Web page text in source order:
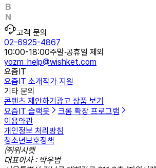
고객 문의
02-6925-4867
10:00-18:00주말·공휴일 제외
yozm_help@wishket.com
요즘IT
요즘IT 소개작가 지원
기타 문의
콘텐츠 제안하기 광고 상품 보기
요즘IT 슬랙봇
크롬 확장 프로그램
이용약관
개인정보 처리방침
청소년보호정책
㈜위시켓
대표이사 : 박우범